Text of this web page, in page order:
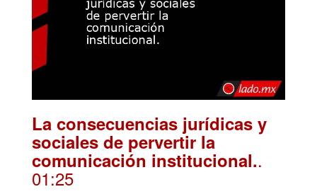
La consecuencias jurídicas y
sociales de pervertir la
comunicación institucional..
01:25